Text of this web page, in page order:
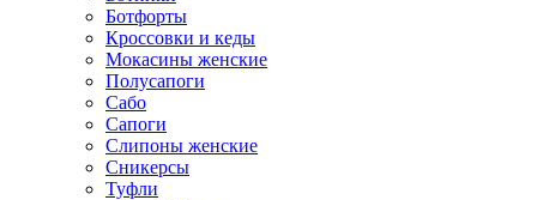
Ботфорты
Кроссовки и кеды
Мокасины женские
Полусапоги
Сабо
Сапоги
Слипоны женские
Сникерсы
Туфли